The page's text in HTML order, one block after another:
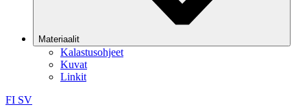
Materiaalit
Kalastusohjeet
Kuvat
Linkit
FI SV